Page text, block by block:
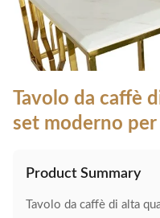
Tavolo da caffè
set moderno
Product Summary
Tavolo da caffè di alta